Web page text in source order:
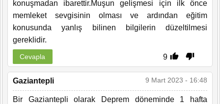
konuşmadan ibarettir.Muşun gelişmesi için ilk önce
memleket sevgisinin olması ve ardından eğitim
konusunda yanlış bilinen bilgilerin düzeltilmesi
gereklidir.
9
Cevapla
Gaziantepli 9 Mart 2023 - 16:48
Bir Gaziantepli olarak Deprem döneminde 1 hafta